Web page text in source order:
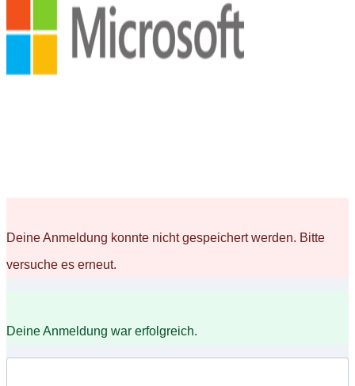
Deine Anmeldung konnte nicht gespeichert werden. Bitte
versuche es erneut.
Deine Anmeldung war erfolgreich.